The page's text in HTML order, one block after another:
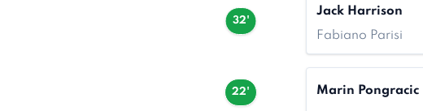
32'
Jack Harrison
Fabiano Parisi
22' Marin Pongracic